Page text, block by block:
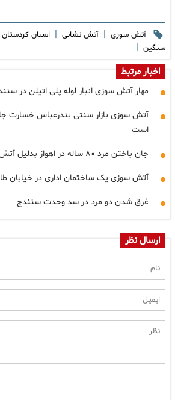
آتش سوزی | آتش نشانی | استان کردستان
سنگین |
اخبار مرتبط
مهار آتش سوزی انبار لوله پلی اتیلن در
آتش سوزی بازار سنتی بندرعباس خسارت
است
جان باختن مرد ۸۰ ساله در اهواز بدلیل آتش سوزی خانه مسکونی
آتش سوزی یک ساختمان اداری در خیابان
غرق شدن دو مرد در سد وحدت سنندج
ارسال نظر